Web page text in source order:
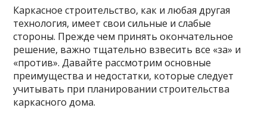
Каркасное строительство, как и любая другая
технология, имеет свои сильные и слабые
стороны. Прежде чем принять окончательное
решение, важно тщательно взвесить все «за» и
«против». Давайте рассмотрим основные
преимущества и недостатки, которые следует
учитывать при планировании строительства
каркасного дома.